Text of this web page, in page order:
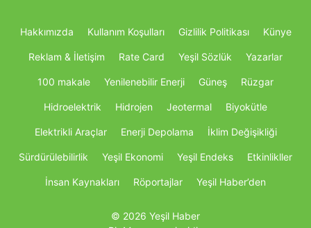
Hakkımızda Kullanım Koşulları Gizlilik Politikası Künye
Reklam & İletişim Rate Card Yeşil Sözlük Yazarlar
100 makale Yenilenebilir Enerji Güneş Rüzgar
Hidroelektrik Hidrojen Jeotermal Biyokütle
Elektrikli Araçlar Enerji Depolama İklim Değişikliği
Sürdürülebilirlik Yeşil Ekonomi Yeşil Endeks Etkinlikller
İnsan Kaynakları Röportajlar Yeşil Haber’den
© 2026 Yeşil Haber